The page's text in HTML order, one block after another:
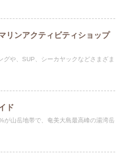
リンアクティビティショップ
や、SUP、シーカヤックなどさまざま
ド
が山岳地帯で、奄美大島最高峰の湯湾岳